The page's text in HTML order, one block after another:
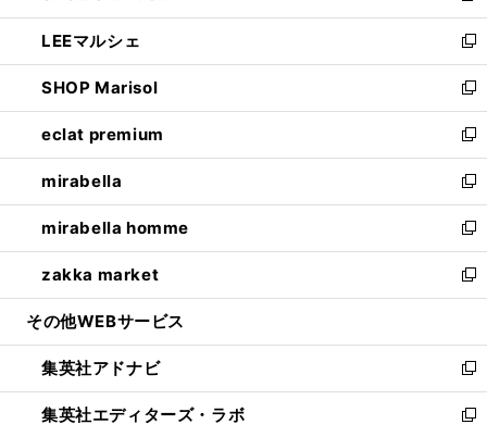
開
く
ウ
で
開
く
ン
ド
ウ
で
開
く
ウ
ィ
ン
ド
ウ
で
開
く
し
い
ウ
ィ
ン
ド
ウ
で
開
く
LEEマルシェ
新
し
い
ウ
ィ
ン
ド
ウ
で
開
く
SHOP Marisol
新
し
い
ウ
ィ
ン
ド
ウ
で
開
eclat premium
新
し
い
ウ
ィ
ン
ド
ウ
開
く
mirabella
新
し
い
ウ
ィ
ン
ウ
で
開
く
mirabella homme
新
し
い
ウ
ン
ド
ウ
で
zakka market
新
し
ウ
ィ
ン
ド
その他WEBサービス
集英社アドナビ
新
し
い
集英社エディターズ・ラボ
新